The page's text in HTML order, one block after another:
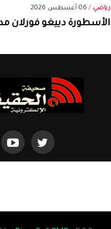
رياضي / 06 أغسطس 2026
الأسطورة دييغو فورلان